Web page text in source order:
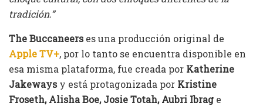
tradición.”
TheBuccaneerses una producción original de
Apple TV+, por lo tanto se encuentra disponible en
esa misma plataforma, fue creada por Katherine
Jakewaysy está protagonizada por Kristine
Froseth, Alisha Boe, Josie Totah, Aubri Ibrage